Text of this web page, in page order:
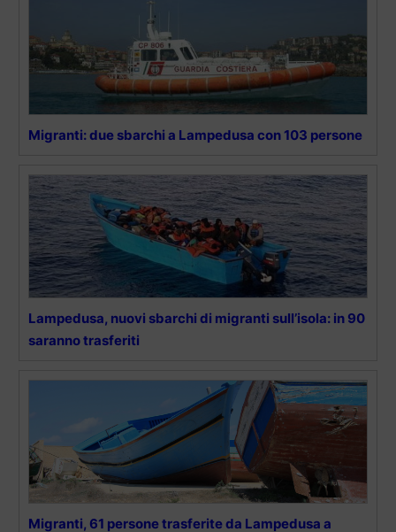
Migranti: due sbarchi a Lampedusa con 103 persone
Lampedusa, nuovi sbarchi di migranti sull’isola: in 90
saranno trasferiti
Migranti, 61 persone trasferite da Lampedusa a